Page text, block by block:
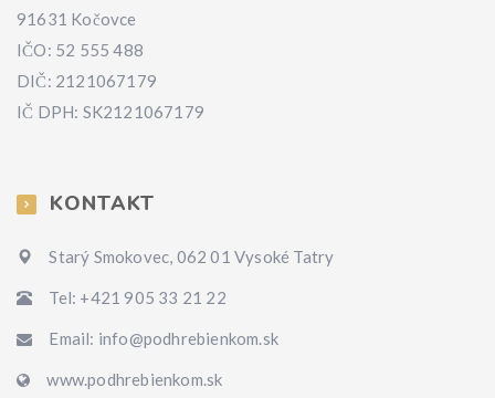
91631 Kočovce
IČO: 52 555 488
DIČ: 2121067179
IČ DPH: SK2121067179
KONTAKT
Starý Smokovec, 062 01 Vysoké Tatry
Tel: +421 905 33 21 22
Email: info@podhrebienkom.sk
www.podhrebienkom.sk